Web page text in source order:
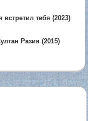
встретил тебя (2023)
Разия (2015)